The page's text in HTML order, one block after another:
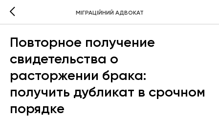
МІГРАЦІЙНИЙ АДВОКАТ
Повторное получение
свидетельства о
расторжении брака:
получить дубликат в срочном
порядке